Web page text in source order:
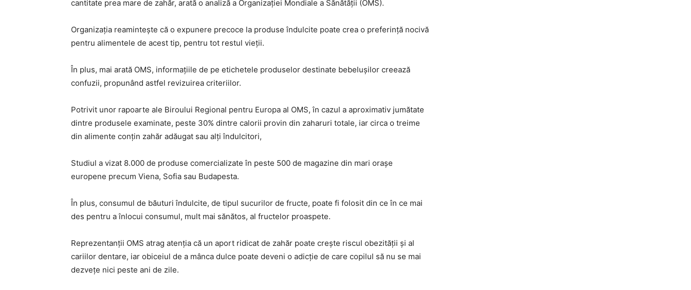
cantitate prea mare de zahăr, arată o analiză a Organizaţiei Mondiale a Sănătăţii (OMS).
Organizaţia reaminteşte că o expunere precoce la produse îndulcite poate crea o preferinţă nocivă
pentru alimentele de acest tip, pentru tot restul vieţii.
În plus, mai arată OMS, informaţiile de pe etichetele produselor destinate bebeluşilor creează
confuzii, propunând astfel revizuirea criteriilor.
Potrivit unor rapoarte ale Biroului Regional pentru Europa al OMS, în cazul a aproximativ jumătate
dintre produsele examinate, peste 30% dintre calorii provin din zaharuri totale, iar circa o treime
din alimente conţin zahăr adăugat sau alţi îndulcitori,
Studiul a vizat 8.000 de produse comercializate în peste 500 de magazine din mari oraşe
europene precum Viena, Sofia sau Budapesta.
În plus, consumul de băuturi îndulcite, de tipul sucurilor de fructe, poate fi folosit din ce în ce mai
des pentru a înlocui consumul, mult mai sănătos, al fructelor proaspete.
Reprezentanţii OMS atrag atenţia că un aport ridicat de zahăr poate creşte riscul obezităţii şi al
cariilor dentare, iar obiceiul de a mânca dulce poate deveni o adicţie de care copilul să nu se mai
dezveţe nici peste ani de zile.